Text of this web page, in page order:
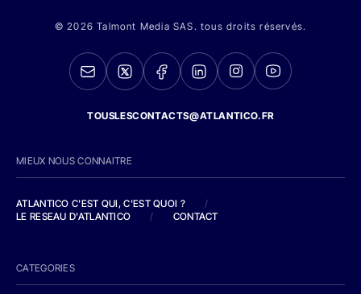
© 2026 Talmont Media SAS. tous droits réservés.
TOUSLESCONTACTS@ATLANTICO.FR
MIEUX NOUS CONNAITRE
ATLANTICO C'EST QUI, C'EST QUOI ?
/
LE RESEAU D'ATLANTICO
/ CONTACT
CATEGORIES